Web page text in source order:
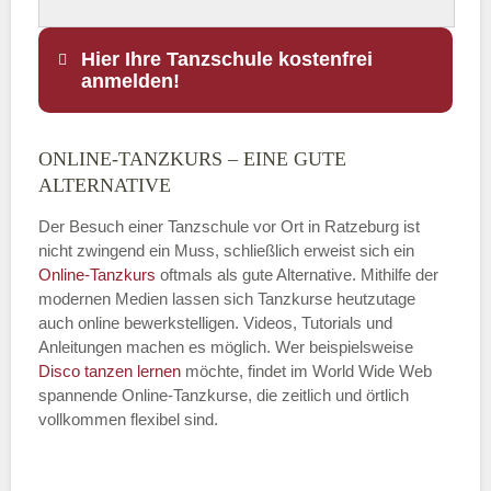
Hier Ihre Tanzschule kostenfrei
anmelden!
Name
E-Mail*
Name der Tanzschule
ONLINE-TANZKURS – EINE GUTE
ALTERNATIVE
Der Besuch einer Tanzschule vor Ort in Ratzeburg ist
nicht zwingend ein Muss, schließlich erweist sich ein
Online-Tanzkurs oftmals als gute Alternative. Mithilfe der
modernen Medien lassen sich Tanzkurse heutzutage
auch online bewerkstelligen. Videos, Tutorials und
Anleitungen machen es möglich. Wer beispielsweise
Disco tanzen lernen möchte, findet im World Wide Web
spannende Online-Tanzkurse, die zeitlich und örtlich
vollkommen flexibel sind.